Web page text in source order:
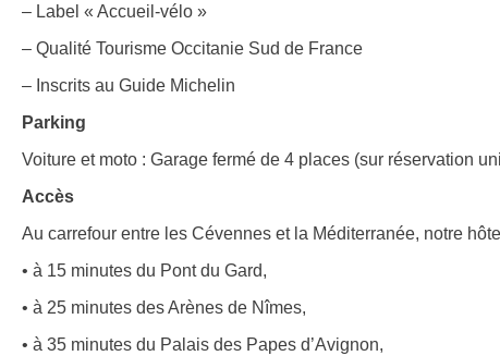
– Label « Accueil-vélo »
– Qualité Tourisme Occitanie Sud de France
– Inscrits au Guide Michelin
Parking
Voiture et moto : Garage fermé de 4 places (sur réservation
Accès
Au carrefour entre les Cévennes et la Méditerranée, notre
• à 15 minutes du Pont du Gard,
• à 25 minutes des Arènes de Nîmes,
• à 35 minutes du Palais des Papes d’Avignon,